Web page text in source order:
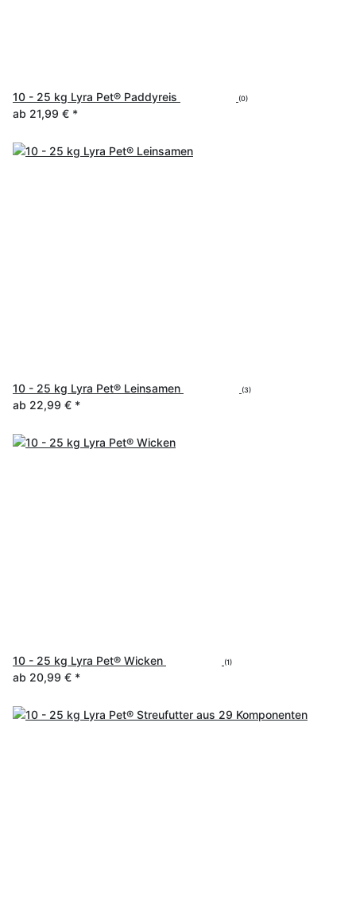
10 - 25 kg Lyra Pet® Paddyreis (0)
ab 21,99 € *
10 - 25 kg Lyra Pet® Leinsamen (3)
ab 22,99 € *
10 - 25 kg Lyra Pet® Wicken (1)
ab 20,99 € *